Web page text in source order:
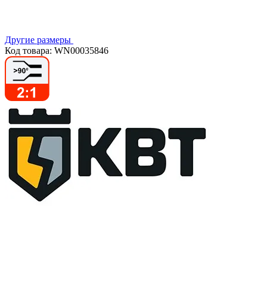
Другие размеры
Код товара: WN00035846